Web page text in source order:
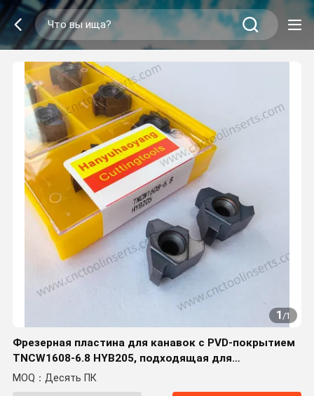
1/1
Фрезерная пластина для канавок с PVD-покрытием
TNCW1608-6.8 HYB205, подходящая для
труднообрабатываемых материалов, кроме
MOQ：Десять ПК